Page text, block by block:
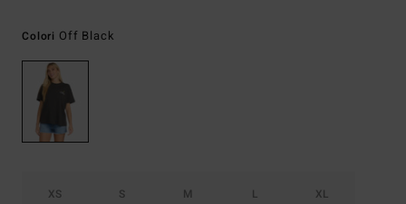
Colori Off Black
XS S M L XL